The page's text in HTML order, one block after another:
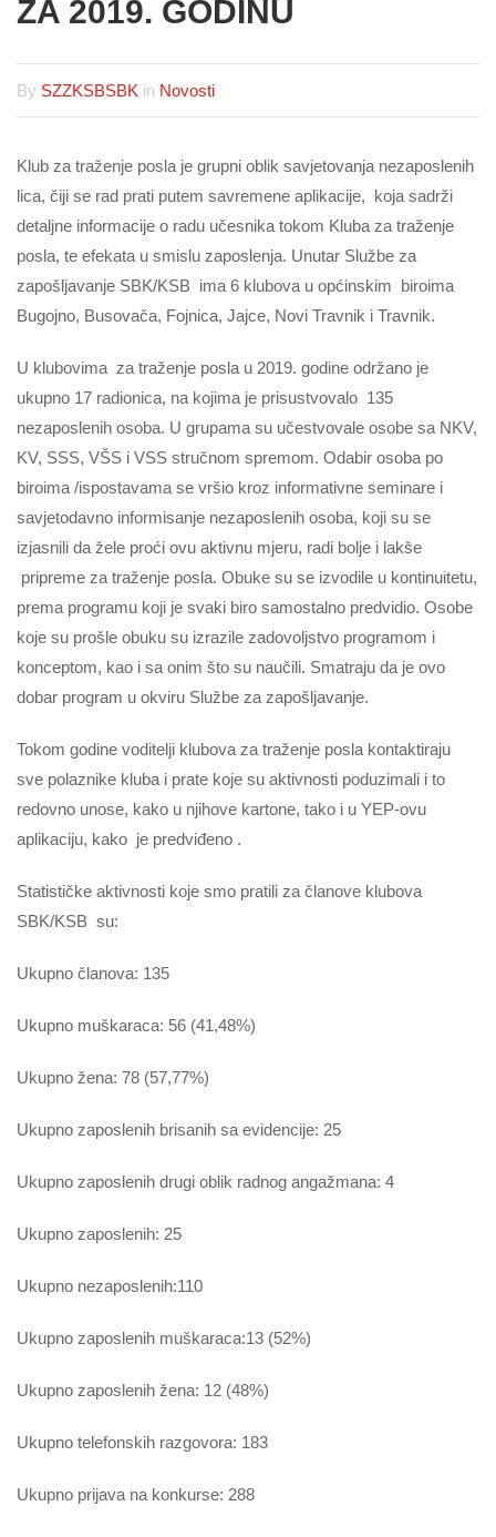
ZA 2019. GODINU
By SZZKSBSBK in Novosti
Klub za traženje posla je grupni oblik savjetovanja nezaposlenih
lica, čiji se rad prati putem savremene aplikacije, koja sadrži
detaljne informacije o radu učesnika tokom Kluba za traženje
posla, te efekata u smislu zaposlenja. Unutar Službe za
zapošljavanje SBK/KSB ima 6 klubova u općinskim biroima
Bugojno, Busovača, Fojnica, Jajce, Novi Travnik i Travnik.
U klubovima za traženje posla u 2019. godine održano je
ukupno 17 radionica, na kojima je prisustvovalo 135
nezaposlenih osoba. U grupama su učestvovale osobe sa NKV,
KV, SSS, VŠS i VSS stručnom spremom. Odabir osoba po
biroima /ispostavama se vršio kroz informativne seminare i
savjetodavno informisanje nezaposlenih osoba, koji su se
izjasnili da žele proći ovu aktivnu mjeru, radi bolje i lakše
pripreme za traženje posla. Obuke su se izvodile u kontinuitetu,
prema programu koji je svaki biro samostalno predvidio. Osobe
koje su prošle obuku su izrazile zadovoljstvo programom i
konceptom, kao i sa onim što su naučili. Smatraju da je ovo
dobar program u okviru Službe za zapošljavanje.
Tokom godine voditelji klubova za traženje posla kontaktiraju
sve polaznike kluba i prate koje su aktivnosti poduzimali i to
redovno unose, kako u njihove kartone, tako i u YEP-ovu
aplikaciju, kako je predviđeno .
Statističke aktivnosti koje smo pratili za članove klubova
SBK/KSB su:
Ukupno članova: 135
Ukupno muškaraca: 56 (41,48%)
Ukupno žena: 78 (57,77%)
Ukupno zaposlenih brisanih sa evidencije: 25
Ukupno zaposlenih drugi oblik radnog angažmana: 4
Ukupno zaposlenih: 25
Ukupno nezaposlenih:110
Ukupno zaposlenih muškaraca:13 (52%)
Ukupno zaposlenih žena: 12 (48%)
Ukupno telefonskih razgovora: 183
Ukupno prijava na konkurse: 288